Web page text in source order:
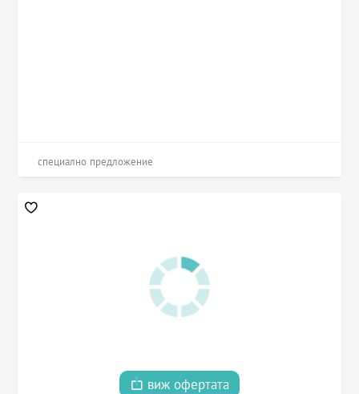
специално предложение
виж офертата